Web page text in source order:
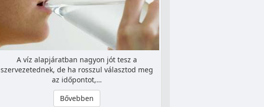
A víz alapjáratban nagyon jót tesz a
szervezetednek, de ha rosszul választod meg
az időpontot,…
Bővebben